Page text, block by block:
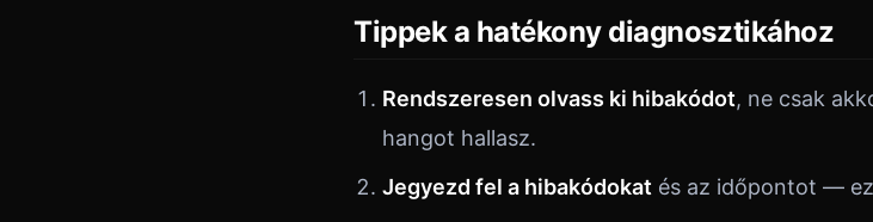
Tippek a hatékony diagnosztikához
Rendszeresen olvass ki hibakódot, ne csak
hangot hallasz.
Jegyezd fel a hibakódokat és az időpontot —